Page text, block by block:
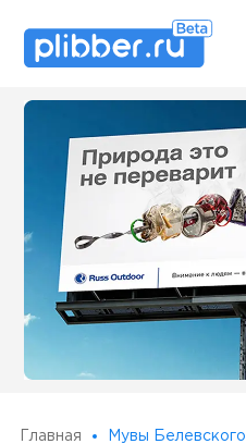
Some SEO Title
Главная Мувы Белевского